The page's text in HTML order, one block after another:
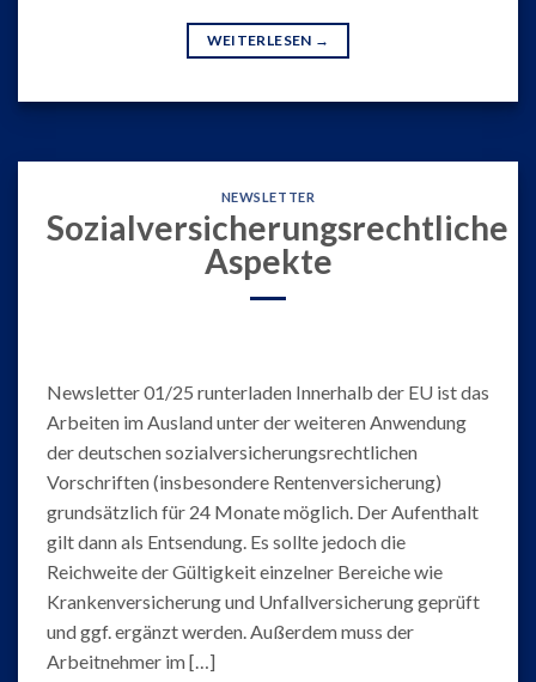
WEITERLESEN →
NEWSLETTER
Sozialversicherungsrechtliche
Aspekte
Newsletter 01/25 runterladen Innerhalb der EU ist das
Arbeiten im Ausland unter der weiteren Anwendung
der deutschen sozialversicherungsrechtlichen
Vorschriften (insbesondere Rentenversicherung)
grundsätzlich für 24 Monate möglich. Der Aufenthalt
gilt dann als Entsendung. Es sollte jedoch die
Reichweite der Gültigkeit einzelner Bereiche wie
Krankenversicherung und Unfallversicherung geprüft
und ggf. ergänzt werden. Außerdem muss der
Arbeitnehmer im […]